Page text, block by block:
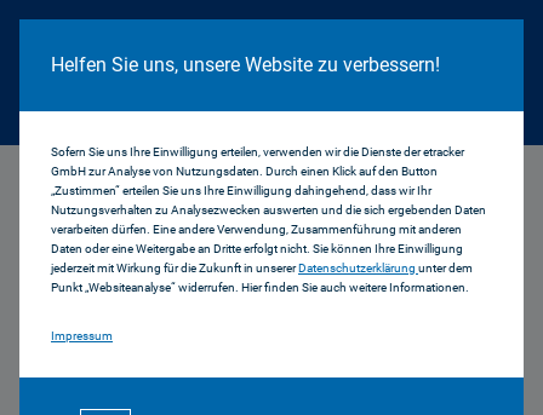
Cookie Hinweis
Helfen Sie uns, unsere Website zu verbessern!
Sofern Sie uns Ihre Einwilligung erteilen, verwenden wir die Dienste der etracker
GmbH zur Analyse von Nutzungsdaten. Durch einen Klick auf den Button
„Zustimmen“ erteilen Sie uns Ihre Einwilligung dahingehend, dass wir Ihr
Nutzungsverhalten zu Analysezwecken auswerten und die sich ergebenden Daten
verarbeiten dürfen. Eine andere Verwendung, Zusammenführung mit anderen
Daten oder eine Weitergabe an Dritte erfolgt nicht. Sie können Ihre Einwilligung
jederzeit mit Wirkung für die Zukunft in unsererDatenschutzerklärung unter dem
Punkt „Websiteanalyse“ widerrufen. Hier finden Sie auch weitere Informationen.
Impressum
Fotos Blockkurs III TV
Blockkurs III TV